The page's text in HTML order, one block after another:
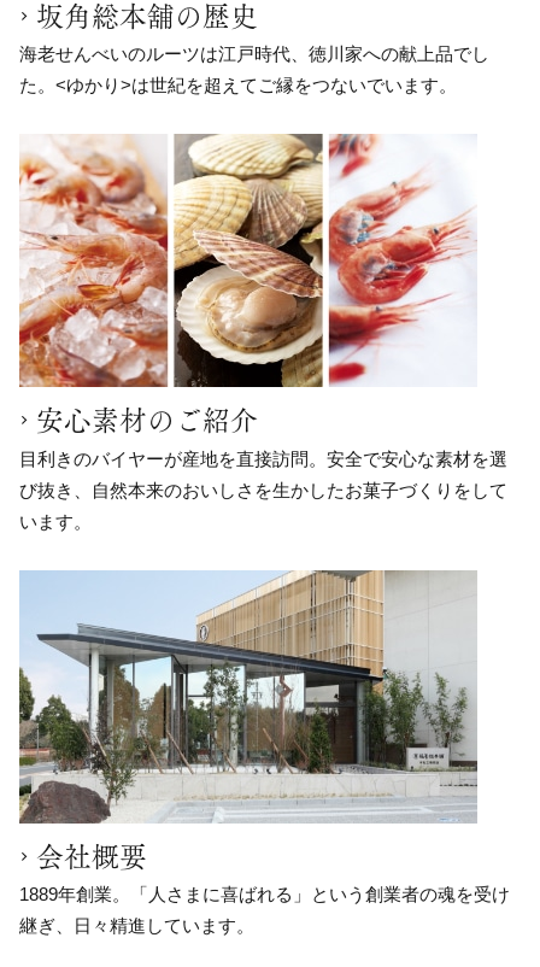
坂角総本舖の歴史
海老せんべいのルーツは江戸時代、徳川家への献上品でし
た。<ゆかり>は世紀を超えてご縁をつないでいます。
安心素材のご紹介
目利きのバイヤーが産地を直接訪問。安全で安心な素材を選
び抜き、自然本来のおいしさを生かしたお菓子づくりをして
います。
会社概要
1889年創業。「人さまに喜ばれる」という創業者の魂を受け
継ぎ、日々精進しています。